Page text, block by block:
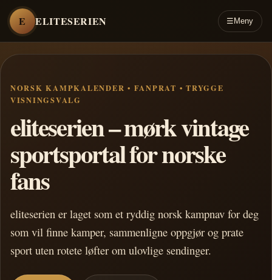
E ELITESERIEN ☰ Meny
NORSK KAMPKALENDER • FANPRAT • TRYGGE
VISNINGSVALG
eliteserien – mørk vintage
sportsportal for norske
fans
eliteserien er laget som et ryddig norsk kampnav for deg
som vil finne kamper, sammenligne oppgjør og prate
sport uten rotete løfter om ulovlige sendinger.